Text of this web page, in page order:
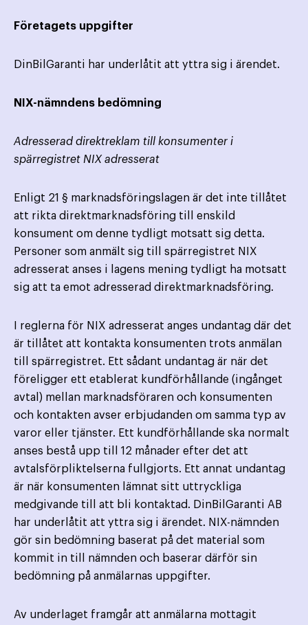
Företagets uppgifter
DinBilGaranti har underlåtit att yttra sig i ärendet.
NIX-nämndens bedömning
Adresserad direktreklam till konsumenter i
spärregistret NIX adresserat
Enligt 21 § marknadsföringslagen är det inte tillåtet
att rikta direktmarknadsföring till enskild
konsument om denne tydligt motsatt sig detta.
Personer som anmält sig till spärregistret NIX
adresserat anses i lagens mening tydligt ha motsatt
sig att ta emot adresserad direktmarknadsföring.
I reglerna för NIX adresserat anges undantag där det
är tillåtet att kontakta konsumenten trots anmälan
till spärregistret. Ett sådant undantag är när det
föreligger ett etablerat kundförhållande (ingånget
avtal) mellan marknads­föraren och konsumenten
och kontakten avser erbjudanden om samma typ av
varor eller tjänster. Ett kund­förhållande ska normalt
anses bestå upp till 12 månader efter det att
avtalsförpliktelserna fullgjorts. Ett annat undantag
är när konsumenten lämnat sitt uttryckliga
medgivande till att bli kontaktad. DinBilGaranti AB
har underlåtit att yttra sig i ärendet. NIX-nämnden
gör sin bedömning baserat på det material som
kommit in till nämnden och baserar därför sin
bedömning på anmälarnas uppgifter.
Av underlaget framgår att anmälarna mottagit